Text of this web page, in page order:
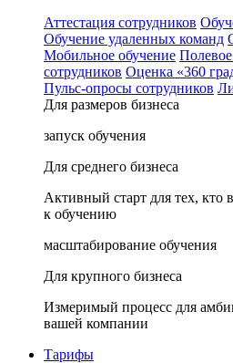
Аттестация сотрудников
Обучение удаленных команд
Мобильное обучение
сотрудников Оценка «360
Пульс-опросы сотрудников
Для размеров бизнеса
запуск обучения
Для среднего бизнеса
Активный старт для тех, кто
к обучению
масштабирование обучения
Для крупного бизнеса
Измеримый процесс для
вашей компании
Тарифы